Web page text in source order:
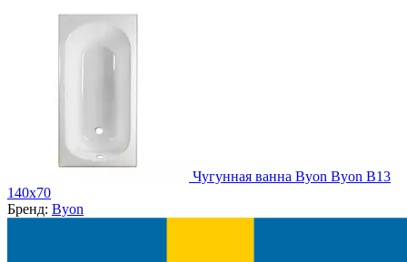
Чугунная ванна Byon Byon B13
140x70
Бренд: Byon